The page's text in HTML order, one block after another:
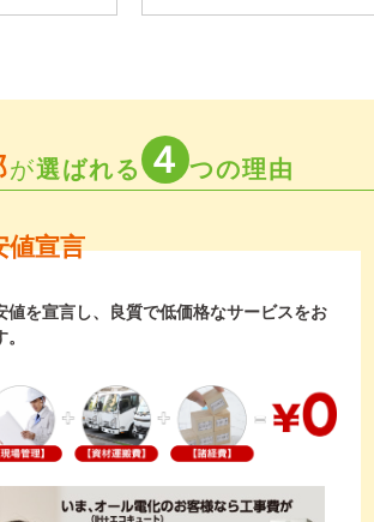
が選ばれる ４つの理由
値宣言
値を宣言し、良質で低価格なサービスをお